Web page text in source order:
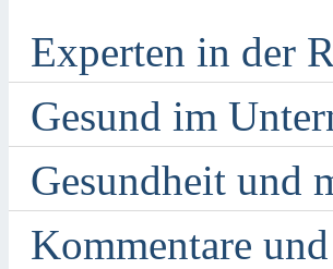
Experten in der
Gesund im
Gesundheit und
Kommentare